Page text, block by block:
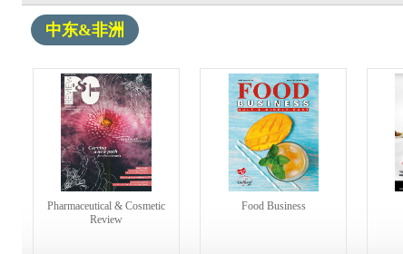
中东&非洲
Pharmaceutical & Cosmetic
Review
Food Business